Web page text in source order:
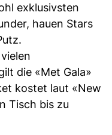
exklusivsten
hauen Stars
die «Met Gala»
kostet laut «New
Tisch bis zu